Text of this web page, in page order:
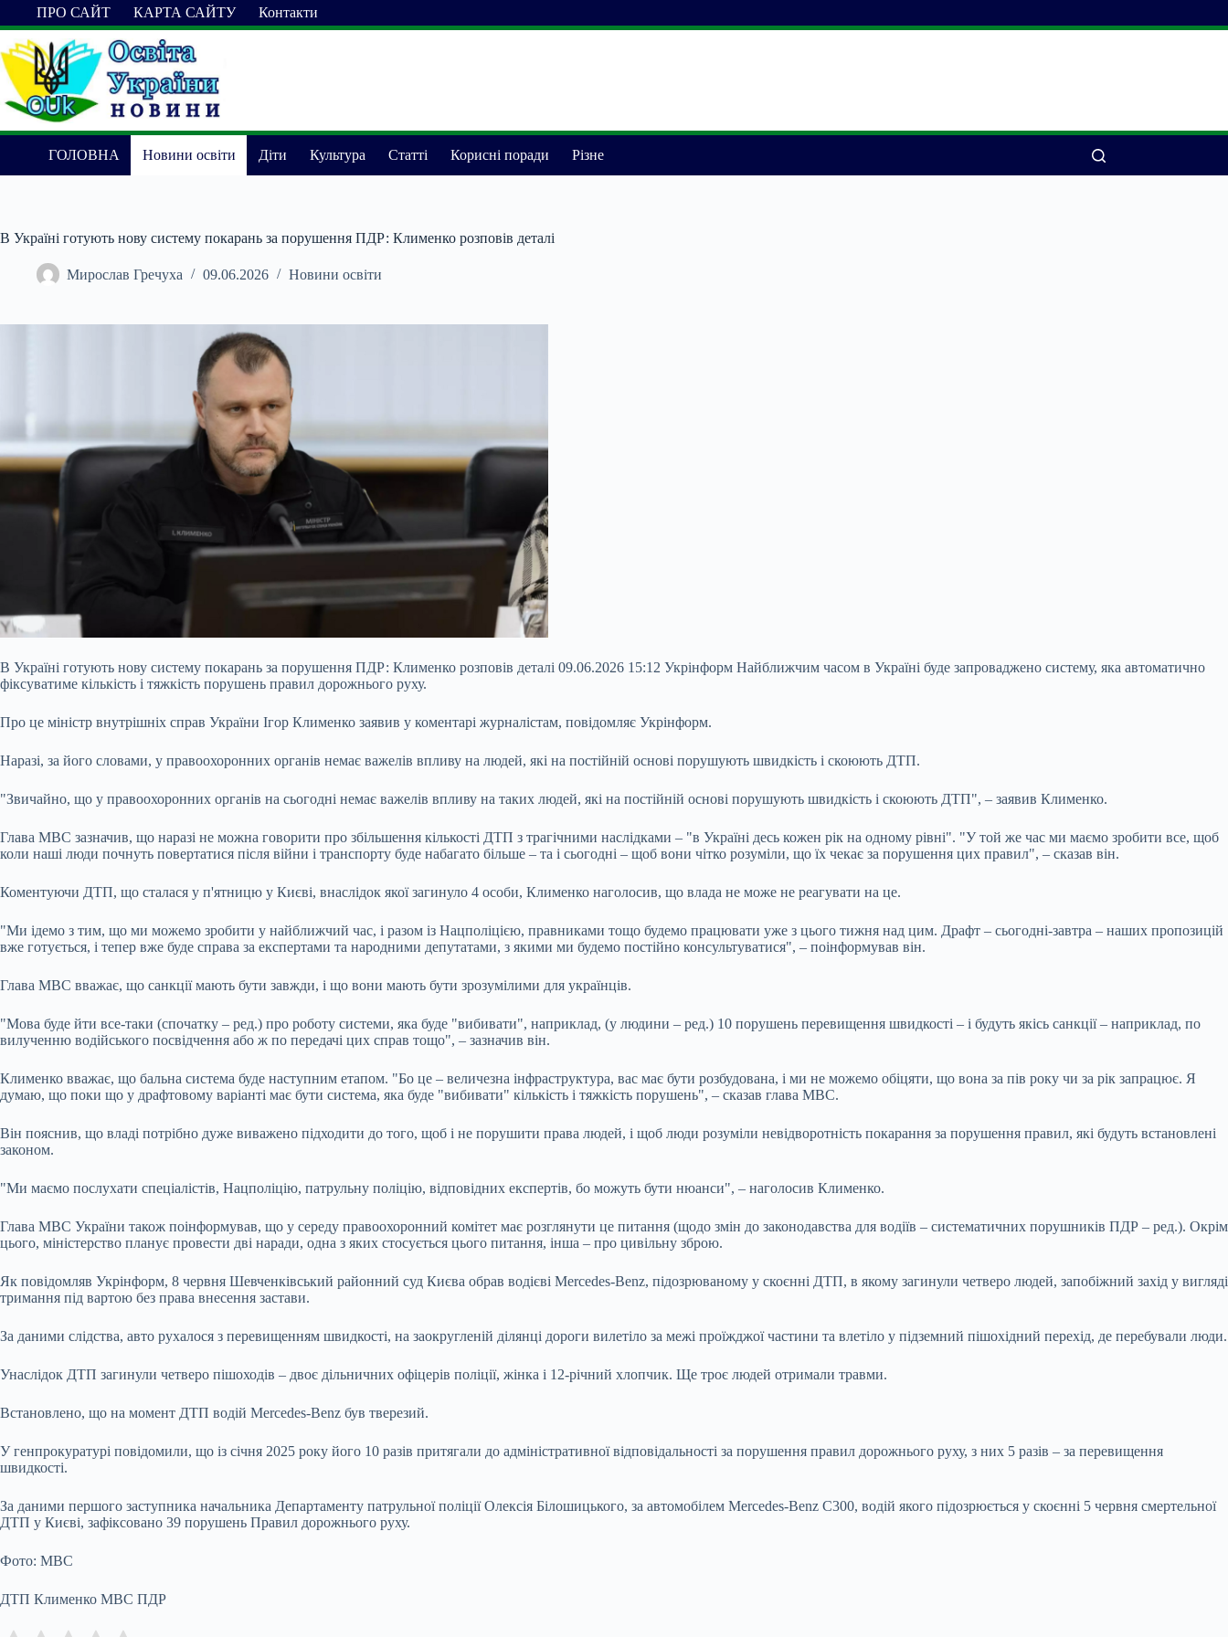
Перейти
до
вмісту
ПРО САЙТ КАРТА САЙТУ Контакти
ГОЛОВНА Новини освіти Діти Культура Статті Корисні поради Різне
В Україні готують нову систему покарань за порушення ПДР: Клименко розповів деталі
Мирослав Гречуха 09.06.2026 Новини освіти
В Україні готують нову систему покарань за порушення ПДР: Клименко розповів деталі 09.06.2026 15:12 Укрінформ Найближчим часом в Україні буде запроваджено систему, яка автоматично
фіксуватиме кількість і тяжкість порушень правил дорожнього руху.
Про це міністр внутрішніх справ України Ігор Клименко заявив у коментарі журналістам, повідомляє Укрінформ. ‎
Наразі, за його словами, у правоохоронних органів немає важелів впливу на людей, які на постійній основі порушують швидкість і скоюють ДТП.
"Звичайно, що у правоохоронних органів на сьогодні немає важелів впливу на таких людей, які на постійній основі порушують швидкість і скоюють ДТП", – заявив Клименко.
‎Глава МВС зазначив, що наразі не можна говорити про збільшення кількості ДТП з трагічними наслідками – "в Україні десь кожен рік на одному рівні". ‎"У той же час ми маємо зробити все, щоб
коли наші люди почнуть повертатися після війни і транспорту буде набагато більше – та і сьогодні – щоб вони чітко розуміли, що їх чекає за порушення цих правил", – сказав він. ‎
Коментуючи ДТП, що сталася у п'ятницю у Києві, внаслідок якої загинуло 4 особи, Клименко наголосив, що влада не може не реагувати на це.
‎"Ми ідемо з тим, що ми можемо зробити у найближчий час, і разом із Нацполіцією, правниками тощо будемо працювати уже з цього тижня над цим. Драфт – сьогодні-завтра – наших пропозицій
вже готується, і тепер вже буде справа за експертами та народними депутатами, з якими ми будемо постійно консультуватися", – поінформував він.
‎Глава МВС вважає, що санкції мають бути завжди, і що вони мають бути зрозумілими для українців.
‎"Мова буде йти все-таки (спочатку – ред.) про роботу системи, яка буде "вибивати", наприклад, (у людини – ред.) 10 порушень перевищення швидкості – і будуть якісь санкції – наприклад, по
вилученню водійського посвідчення або ж по передачі цих справ тощо", – зазначив він. ‎
Клименко вважає, що бальна система буде наступним етапом. ‎"Бо це – величезна інфраструктура, вас має бути розбудована, і ми не можемо обіцяти, що вона за пів року чи за рік запрацює. Я
думаю, що поки що у драфтовому варіанті має бути система, яка буде "вибивати" кількість і тяжкість порушень", – сказав глава МВС.
‎Він пояснив, що владі потрібно дуже виважено підходити до того, щоб і не порушити права людей, і щоб люди розуміли невідворотність покарання за порушення правил, які будуть встановлені
законом. ‎
"Ми маємо послухати спеціалістів, Нацполіцію, патрульну поліцію, відповідних експертів, бо можуть бути нюанси", – наголосив Клименко. ‎
Глава МВС України також поінформував, що у середу правоохоронний комітет має розглянути це питання (щодо змін до законодавства для водіїв – систематичних порушників ПДР – ред.). ‎Окрім
цього, міністерство планує провести дві наради, одна з яких стосується цього питання, інша – про цивільну зброю.
Як повідомляв Укрінформ, 8 червня Шевченківський районний суд Києва обрав водієві Mercedes-Benz, підозрюваному у скоєнні ДТП, в якому загинули четверо людей, запобіжний захід у вигляді
тримання під вартою без права внесення застави.
За даними слідства, авто рухалося з перевищенням швидкості, на заокругленій ділянці дороги вилетіло за межі проїжджої частини та влетіло у підземний пішохідний перехід, де перебували люди.
Унаслідок ДТП загинули четверо пішоходів – двоє дільничних офіцерів поліції, жінка і 12-річний хлопчик. Ще троє людей отримали травми.
Встановлено, що на момент ДТП водій Mercedes-Benz був тверезий.
У генпрокуратурі повідомили, що із січня 2025 року його 10 разів притягали до адміністративної відповідальності за порушення правил дорожнього руху, з них 5 разів – за перевищення
швидкості.
За даними першого заступника начальника Департаменту патрульної поліції Олексія Білошицького, за автомобілем Mercedes-Benz C300, водій якого підозрюється у скоєнні 5 червня смертельної
ДТП у Києві, зафіксовано 39 порушень Правил дорожнього руху.
Фото: МВС
ДТП Клименко МВС ПДР